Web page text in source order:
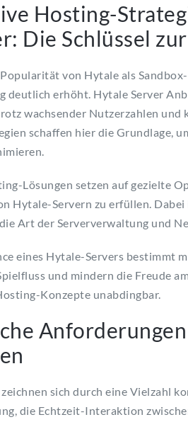
Hosting-
Die Schlüssel
von Hytale als
deutlich erhöht. Hytale Server
wachsender Nutzerzahlen
schaffen hier die Grundlage,
Lösungen setzen auf gezielte
Hytale-Servern zu erfüllen.
Art der Serververwaltung und
eines Hytale-Servers bestimmt
und mindern die Freude
Konzepte unabdingbar.
sich durch eine Vielzahl
die Echtzeit-Interaktion